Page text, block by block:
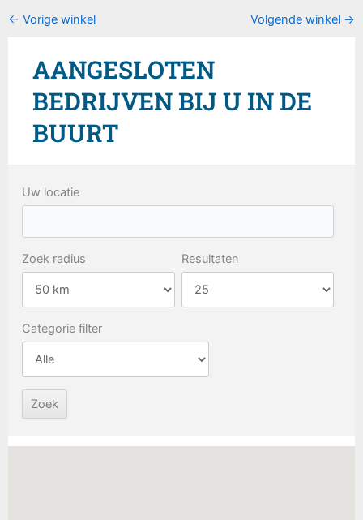
← Vorige winkel Volgende winkel →
AANGESLOTEN
BEDRIJVEN BIJ U IN DE
BUURT
Uw locatie
Zoek radius Resultaten
Categorie filter